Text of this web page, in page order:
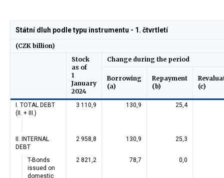
Státní dluh podle typu instrumentu - 1. čtvrtletí
(CZK billion)
Stock
as of
1
January
2024
Change during the period
Borrowing
(a)
Repayment
(b)
(c)
I. TOTAL DEBT
(II. + III.)
3 110,9 130,9 25,4
II. INTERNAL
DEBT
2 958,8 130,9 25,3
T-Bonds
issued on
domestic
2 821,2 78,7 0,0